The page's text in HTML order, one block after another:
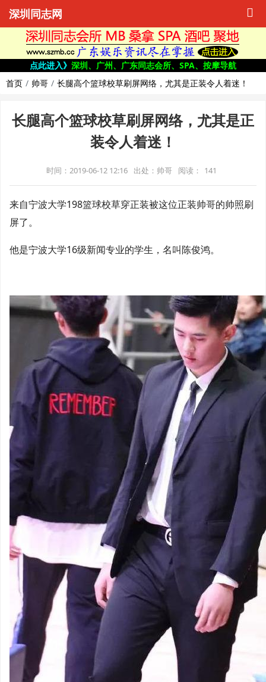
深圳同志网
点此进入》 深圳、广州、广东同志会所、SPA、按摩导航
首页
帅哥 长腿高个篮球校草刷屏网络，尤其是正装令人着迷！
长腿高个篮球校草刷屏网络，尤其是正
装令人着迷！
时间：2019-06-12 12:16 出处：帅哥 阅读： 141
来自宁波大学198篮球校草穿正装被这位正装帅哥的帅照刷
屏了。
他是宁波大学16级新闻专业的学生，名叫陈俊鸿。